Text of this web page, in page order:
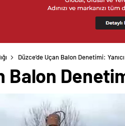
Düzce’de Uçan Balon Denetimi:
Balon